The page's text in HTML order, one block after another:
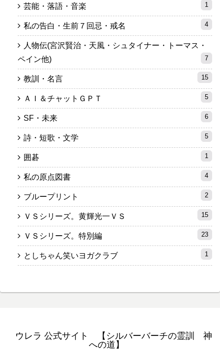
芸能・落語・音楽 1
私の告白・生前７回忌・戒名 4
人物伝(宮沢賢治・天風・シュタイナー・トーマス・
ペイン他)
7
教訓・名言 15
ＡＩ＆チャットＧＰＴ 5
SF・未来 6
詩・短歌・文学 5
囲碁 1
私の原点図書 4
ブループリント 2
ＶＳシリーズ。黄輝光一ＶＳ 15
ＶＳシリーズ。特別編 23
としちゃん笑いヨガクラブ 1
ウレラ 公式サイト 【シルバーバーチの霊訓 神
への道】